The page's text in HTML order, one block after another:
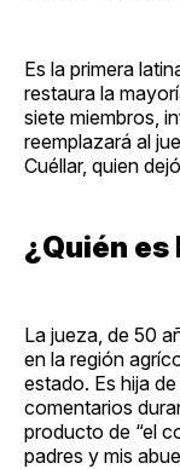
Es la primera
restaura la
siete miembros,
reemplazará al
Cuéllar, quien
¿Quién
La jueza, de 50
en la región
estado. Es hija
comentarios
producto de “el
padres y mis